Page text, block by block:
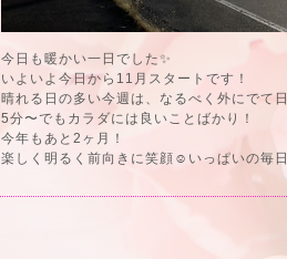
今日も暖かい一日でした✨
いよいよ今日から11月スタートです！
晴れる日の多い今週は、なるべく外にでて
5分〜でもカラダには良いことばかり！
今年もあと2ヶ月！
楽しく明るく前向きに笑顔☺️いっぱいの毎